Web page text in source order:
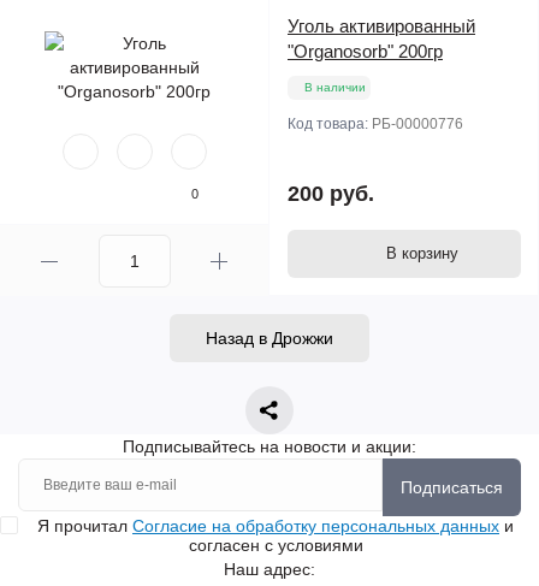
0
Уголь активированный
"Organosorb" 200гр
В наличии
Код товара: РБ-00000776
200 руб.
В корзину
Назад в Дрожжи
Подписывайтесь на новости и акции:
Подписаться
Я прочитал Согласие на обработку персональных данных и
согласен с условиями
Наш адрес: